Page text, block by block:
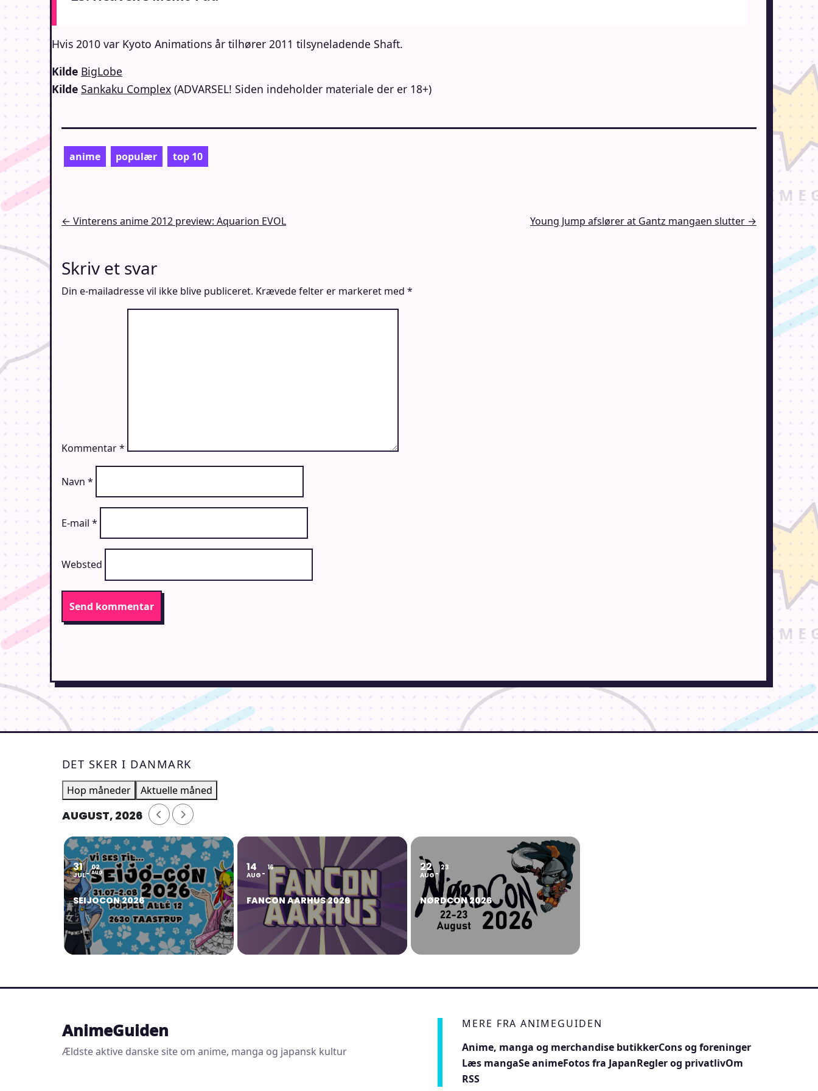
Hvis 2010 var Kyoto Animations år tilhører 2011 tilsyneladende Shaft.
Kilde BigLobe
Kilde Sankaku Complex (ADVARSEL! Siden indeholder materiale der er 18+)
anime populær top 10
Indlægsnavigation
← Vinterens anime 2012 preview: Aquarion EVOL Young Jump afslører at Gantz mangaen slutter →
Skriv et svar
Din e-mailadresse vil ikke blive publiceret. Krævede felter er markeret med *
Kommentar*
Navn *
E-mail *
Websted
DET SKER I DANMARK
Hop måneder Aktuelle måned
AUGUST, 2026
31
JUL
02
AUG
SEIJOCON 2026
14
AUG
16
FANCON AARHUS 2026
22
AUG
23
NØRDCON 2026
AnimeGuiden
Ældste aktive danske site om anime, manga og japansk kultur
MERE FRA ANIMEGUIDEN
Anime, manga og merchandise butikkerCons og foreninger
Læs mangaSe animeFotos fra JapanRegler og privatlivOm
RSS